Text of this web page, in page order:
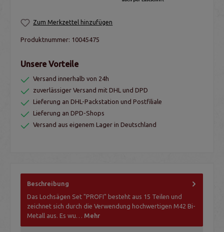
Zum Merkzettel hinzufügen
Produktnummer: 10045475
Unsere Vorteile
Versand innerhalb von 24h
zuverlässiger Versand mit DHL und DPD
Lieferung an DHL-Packstation und Postfiliale
Lieferung an DPD-Shops
Versand aus eigenem Lager in Deutschland
Beschreibung
Das Lochsägen Set "PROFI" besteht aus 15 Teilen und
zeichnet sich durch die Verwendung hochwertigen M42 Bi-
Metall aus. Es wu… Mehr